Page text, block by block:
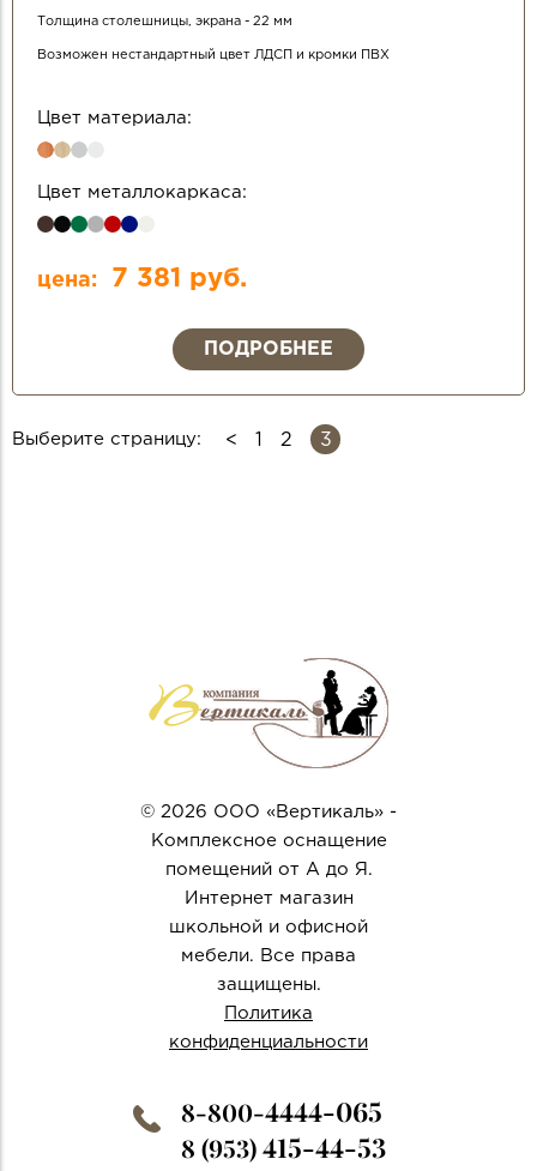
Толщина столешницы, экрана - 22 мм
Возможен нестандартный цвет ЛДСП и кромки ПВХ
Цвет материала:
Цвет металлокаркаса:
цена: 7 381 руб.
ПОДРОБНЕЕ
Выберите страницу: 2 3
© 2026 ООО «Вертикаль» -
Комплексное оснащение
помещений от А до Я.
Интернет магазин
школьной и офисной
мебели. Все права
защищены.
Политика
конфиденциальности
8-800-4444-065
8 (953)415-44-53